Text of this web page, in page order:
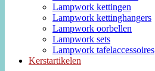
Lampwork kettingen
Lampwork kettinghangers
Lampwork oorbellen
Lampwork sets
Lampwork tafelaccessoires
Kerstartikelen